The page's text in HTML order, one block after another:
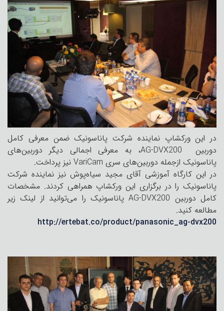
در این ورکشاپ نماینده شرکت پاناسونیک ضمن معرفی کامل
دوربین AG-DVX200، به معرفی اجمالی دیگر دوربین‌های
پاناسونیک ازجمله دوربین‌های سری VariCam نیز پرداخت.
در این کارگاه آموزشی آقای مجید سیاه‌پوش نیز نماینده شرکت
پاناسونیک را در برگزاری این ورکشاپ همراهی کردند. مشخصات
کامل دوربین AG-DVX200 پاناسونیک را می‌توانید از لینک زیر
مطالعه کنید.
http://ertebat.co/product/panasonic_ag-dvx200